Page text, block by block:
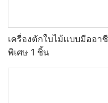
เครื่องตักใบไม้แบบมืออ
พิเศษ 1 ชิ้น